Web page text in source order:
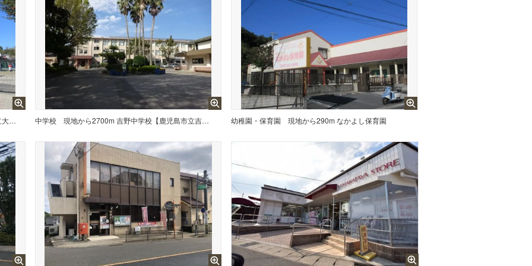
現地から400m 大明丘小学校【鹿児島市立大明丘小学校】は、大明丘1丁目に位置する1970年創立の小学校です。令和3年度の生徒数は397人で、19クラスあります。校訓は「心豊かで つよく かしこい子ども」です。 中学校 現地から2700m 吉野中学校【鹿児島市立吉野中学校】は、吉野町に位置する1947年創立の中学校です。令和3年度の生徒数は864人で、28クラスあります。校訓は「『やればできる』自主・気魄・創造」です。 幼稚園・保育園 現地から290m なかよし保育園